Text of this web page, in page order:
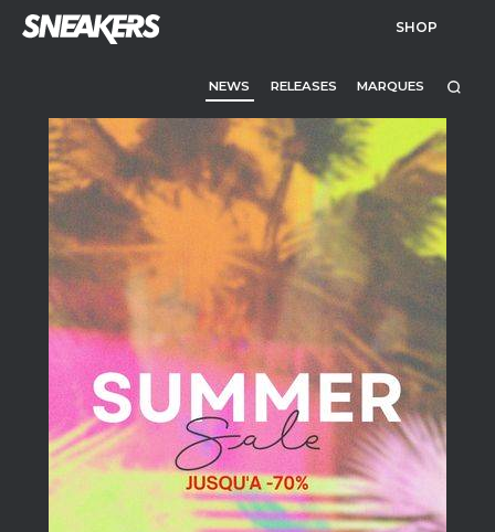
SHOP
NEWS RELEASES MARQUES